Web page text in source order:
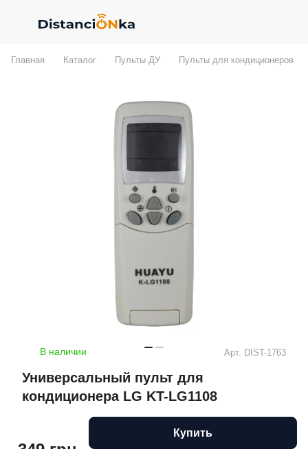
Главная Каталог Пульты ДУ Пульты для кондиционеров
В наличии Арт. DIST-1763
Универсальный пульт для
кондиционера LG KT-LG1108
Купить